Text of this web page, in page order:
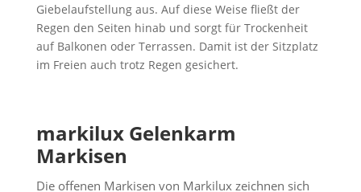
Giebelaufstellung aus. Auf diese Weise fließt der
Regen den Seiten hinab und sorgt für Trockenheit
auf Balkonen oder Terrassen. Damit ist der Sitzplatz
im Freien auch trotz Regen gesichert.
markilux Gelenkarm
Markisen
Die offenen Markisen von Markilux zeichnen sich